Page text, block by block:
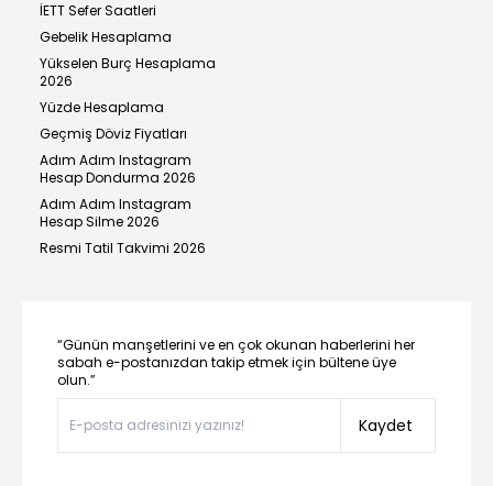
İETT Sefer Saatleri
Gebelik Hesaplama
Yükselen Burç Hesaplama
2026
Yüzde Hesaplama
Geçmiş Döviz Fiyatları
Adım Adım Instagram
Hesap Dondurma 2026
Adım Adım Instagram
Hesap Silme 2026
Resmi Tatil Takvimi 2026
“Günün manşetlerini ve en çok okunan haberlerini her
sabah e-postanızdan takip etmek için bültene üye
olun.”
Kaydet